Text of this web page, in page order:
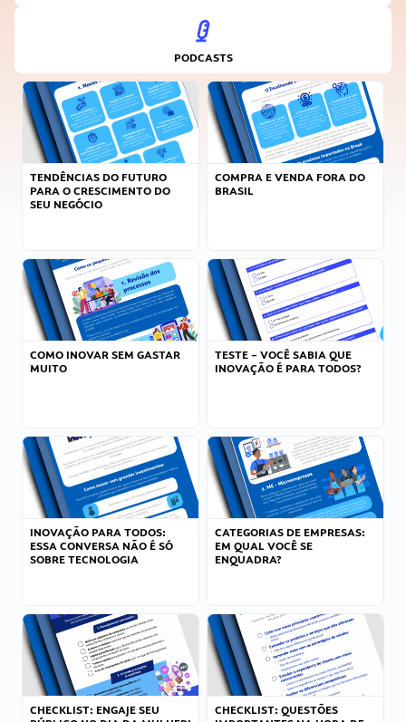
PODCASTS
TENDÊNCIAS DO FUTURO
PARA O CRESCIMENTO DO
SEU NEGÓCIO
COMPRA E VENDA FORA DO
BRASIL
COMO INOVAR SEM GASTAR
MUITO
TESTE – VOCÊ SABIA QUE
INOVAÇÃO É PARA TODOS?
INOVAÇÃO PARA TODOS:
ESSA CONVERSA NÃO É SÓ
SOBRE TECNOLOGIA
CATEGORIAS DE EMPRESAS:
EM QUAL VOCÊ SE
ENQUADRA?
CHECKLIST: ENGAJE SEU
CHECKLIST: QUESTÕES